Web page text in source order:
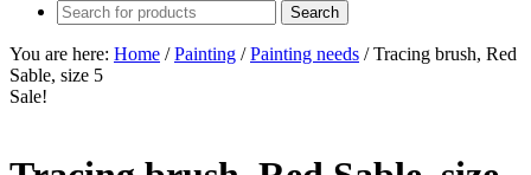
You are here: Home / Painting / Painting needs /Tracing brush, Red
Sable, size 5
Sale!